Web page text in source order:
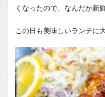
くなったので、なんだか新
この日も美味しいランチに